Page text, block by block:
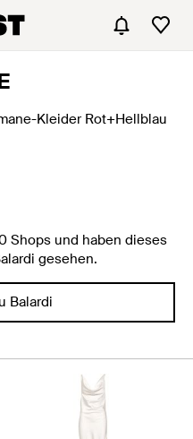
Kleider Rot+Hellblau
Shops und haben dieses
gesehen.
Balardi